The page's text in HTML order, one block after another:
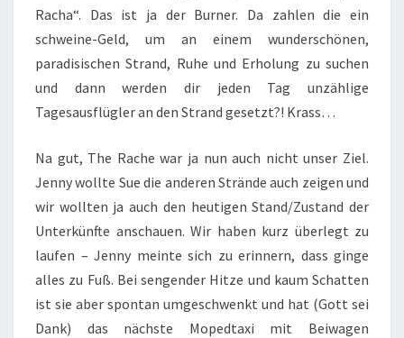
Racha“. Das ist ja der Burner. Da zahlen die ein
schweine-Geld, um an einem wunderschönen,
paradisischen Strand, Ruhe und Erholung zu suchen
und dann werden dir jeden Tag unzählige
Tagesausflügler an den Strand gesetzt?! Krass…
Na gut, The Rache war ja nun auch nicht unser Ziel.
Jenny wollte Sue die anderen Strände auch zeigen und
wir wollten ja auch den heutigen Stand/Zustand der
Unterkünfte anschauen. Wir haben kurz überlegt zu
laufen – Jenny meinte sich zu erinnern, dass ginge
alles zu Fuß. Bei sengender Hitze und kaum Schatten
ist sie aber spontan umgeschwenkt und hat (Gott sei
Dank) das nächste Mopedtaxi mit Beiwagen